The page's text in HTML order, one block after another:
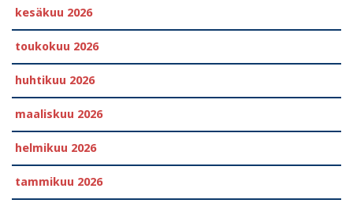
kesäkuu 2026
toukokuu 2026
huhtikuu 2026
maaliskuu 2026
helmikuu 2026
tammikuu 2026